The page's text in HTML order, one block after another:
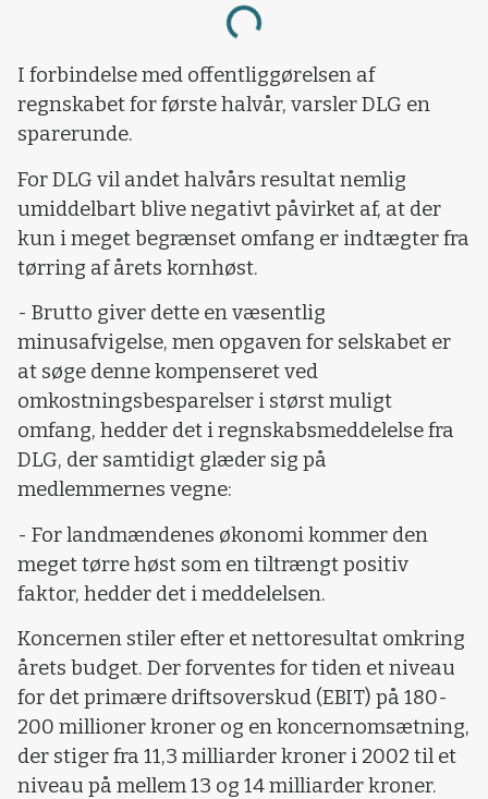
Loading...
I forbindelse med offentliggørelsen af
regnskabet for første halvår, varsler DLG en
sparerunde.
For DLG vil andet halvårs resultat nemlig
umiddelbart blive negativt påvirket af, at der
kun i meget begrænset omfang er indtægter fra
tørring af årets kornhøst.
- Brutto giver dette en væsentlig
minusafvigelse, men opgaven for selskabet er
at søge denne kompenseret ved
omkostningsbesparelser i størst muligt
omfang, hedder det i regnskabsmeddelelse fra
DLG, der samtidigt glæder sig på
medlemmernes vegne:
- For landmændenes økonomi kommer den
meget tørre høst som en tiltrængt positiv
faktor, hedder det i meddelelsen.
Koncernen stiler efter et nettoresultat omkring
årets budget. Der forventes for tiden et niveau
for det primære driftsoverskud (EBIT) på 180-
200 millioner kroner og en koncernomsætning,
der stiger fra 11,3 milliarder kroner i 2002 til et
niveau på mellem 13 og 14 milliarder kroner.